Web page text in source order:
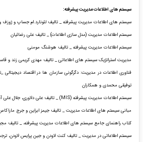
سیستم های اطلاعات مدیریت پیشرفته:
سیستم های اطلاعات مدیریت پیشرفته _ تالیف لئونارد.ام جساپ و ژوزف
سیستم اطلاعات مدیریت (مدل سازی اطلاعات) _ تالیف علی رضائیان
سیستم اطلاعات مدیریت پیشرفته _ تالیف هوشنگ مومنی
مدیریت استراتژیک سیستم های اطلاعاتی _تالیف مهدی کریمی زند و
فناوری اطلاعات در مدیریت: دگرگونی سازمان ها در اقتصاد دیجیتالی
توفیقی محمدی و همکاران
سیستم اطلاعات مدیریت پیشرفته (MIS) _ تالیف علی دلاوری، جلال علی آبادی و وحید نادری درشوری،
مبانی سیستم های اطلاعات مدیریت _ تالیف جیمز ابراین و جرج
کتاب راهنمای جامع سیستم های اطلاعات مدیریت پیشرفته، _ تالیف
سیستم اطلاعاتی در مدیریت _ تالیف کنت لاودن و جین پرایس لاودن،